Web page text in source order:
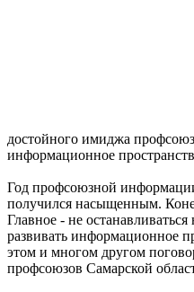
достойного имиджа
информационное
Год профсоюзной
получился насыщенным.
Главное - не
развивать информационное
этом и многом другом
профсоюзов Самарской